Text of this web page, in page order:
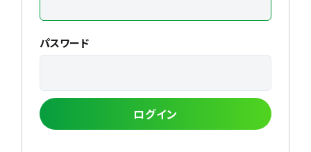
パスワード
ログイン